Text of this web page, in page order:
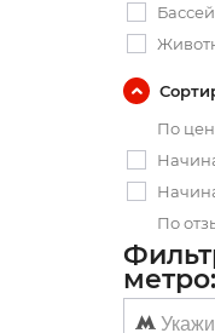
По
По
метро: